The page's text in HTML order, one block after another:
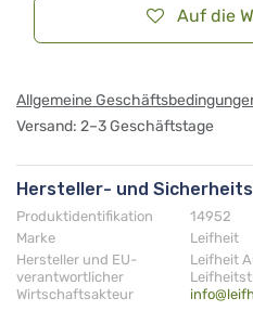
Auf die
Allgemeine
Versand: 2–3 Geschäftstage
Hersteller- und
Produktidentifikation
14952
Marke
Leifheit
Hersteller und EU-
verantwortlicher
Wirtschaftsakteur
Leifheit